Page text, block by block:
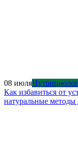
08 июля
Как избавиться от
натуральные